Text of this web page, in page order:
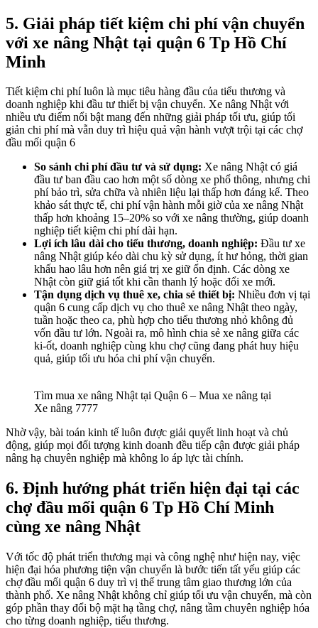
5. Giải pháp tiết kiệm chi phí vận chuyển
với xe nâng Nhật tại quận 6 Tp Hồ Chí
Minh
Tiết kiệm chi phí luôn là mục tiêu hàng đầu của tiểu thương và
doanh nghiệp khi đầu tư thiết bị vận chuyển. Xe nâng Nhật với
nhiều ưu điểm nổi bật mang đến những giải pháp tối ưu, giúp tối
giản chi phí mà vẫn duy trì hiệu quả vận hành vượt trội tại các chợ
đầu mối quận 6
So sánh chi phí đầu tư và sử dụng: Xe nâng Nhật có giá
đầu tư ban đầu cao hơn một số dòng xe phổ thông, nhưng chi
phí bảo trì, sửa chữa và nhiên liệu lại thấp hơn đáng kể. Theo
khảo sát thực tế, chi phí vận hành mỗi giờ của xe nâng Nhật
thấp hơn khoảng 15–20% so với xe nâng thường, giúp doanh
nghiệp tiết kiệm chi phí dài hạn.
Lợi ích lâu dài cho tiểu thương, doanh nghiệp: Đầu tư xe
nâng Nhật giúp kéo dài chu kỳ sử dụng, ít hư hỏng, thời gian
khấu hao lâu hơn nên giá trị xe giữ ổn định. Các dòng xe
Nhật còn giữ giá tốt khi cần thanh lý hoặc đổi xe mới.
Tận dụng dịch vụ thuê xe, chia sẻ thiết bị: Nhiều đơn vị tại
quận 6 cung cấp dịch vụ cho thuê xe nâng Nhật theo ngày,
tuần hoặc theo ca, phù hợp cho tiểu thương nhỏ không đủ
vốn đầu tư lớn. Ngoài ra, mô hình chia sẻ xe nâng giữa các
ki-ốt, doanh nghiệp cùng khu chợ cũng đang phát huy hiệu
quả, giúp tối ưu hóa chi phí vận chuyển.
Tìm mua xe nâng Nhật tại Quận 6 – Mua xe nâng tại
Xe nâng 7777
Nhờ vậy, bài toán kinh tế luôn được giải quyết linh hoạt và chủ
động, giúp mọi đối tượng kinh doanh đều tiếp cận được giải pháp
nâng hạ chuyên nghiệp mà không lo áp lực tài chính.
6. Định hướng phát triển hiện đại tại các
chợ đầu mối quận 6 Tp Hồ Chí Minh
cùng xe nâng Nhật
Với tốc độ phát triển thương mại và công nghệ như hiện nay, việc
hiện đại hóa phương tiện vận chuyển là bước tiến tất yếu giúp các
chợ đầu mối quận 6 duy trì vị thế trung tâm giao thương lớn của
thành phố. Xe nâng Nhật không chỉ giúp tối ưu vận chuyển, mà còn
góp phần thay đổi bộ mặt hạ tầng chợ, nâng tầm chuyên nghiệp hóa
cho từng doanh nghiệp, tiểu thương.